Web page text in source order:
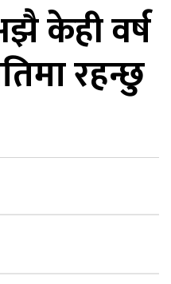
केही वर्ष
रहन्छु